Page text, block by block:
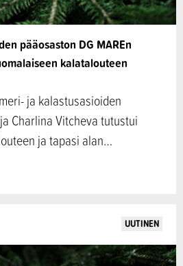
pääosaston DG MAREn
kalatalouteen
ja kalastusasioiden
Charlina Vitcheva tutustui
ja tapasi alan…
UUTINEN